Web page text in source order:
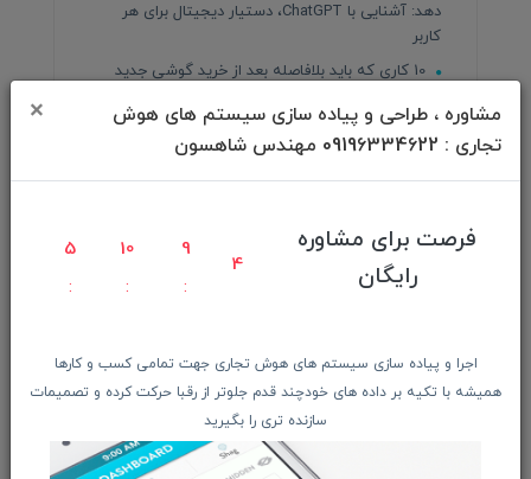
مشاوره ، طراحی و پیاده سازی سیستم های هوش
تجاری : 09196334622 مهندس شاهسون
×
فرصت برای مشاوره
رایگان
5 10 9
2
اجرا و پیاده سازی سیستم های هوش تجاری جهت تمامی کسب و کارها
همیشه با تکیه بر داده های خودچند قدم جلوتر از رقبا حرکت کرده و تصمیمات
سازنده تری را بگیرید
دهد: آشنایی با ChatGPT، دستیار دیجیتال برای هر
کاربر
10 کاری که باید بلافاصله بعد از خرید گوشی جدید
آینده انرژی‌های تجدیدپذیر در ایران: ضرورت، مزایا و
راهکارها
معرفی روستاهای حوالی پایتخت برای طبیعت‌گردی
رتبه‌بندی سری گلکسی S سامسونگ؛ از بدترین تا
چگونه یک محصول جدید را به بازار معرفی کنیم؟
بیوگرافی لری پیج
تحول هوش مصنوعی ChatGPT